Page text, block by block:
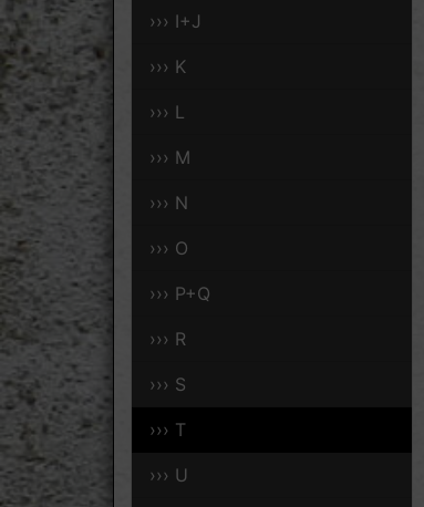
››› I+J
››› K
››› L
››› M
››› N
››› O
››› P+Q
››› R
››› S
››› T
››› U